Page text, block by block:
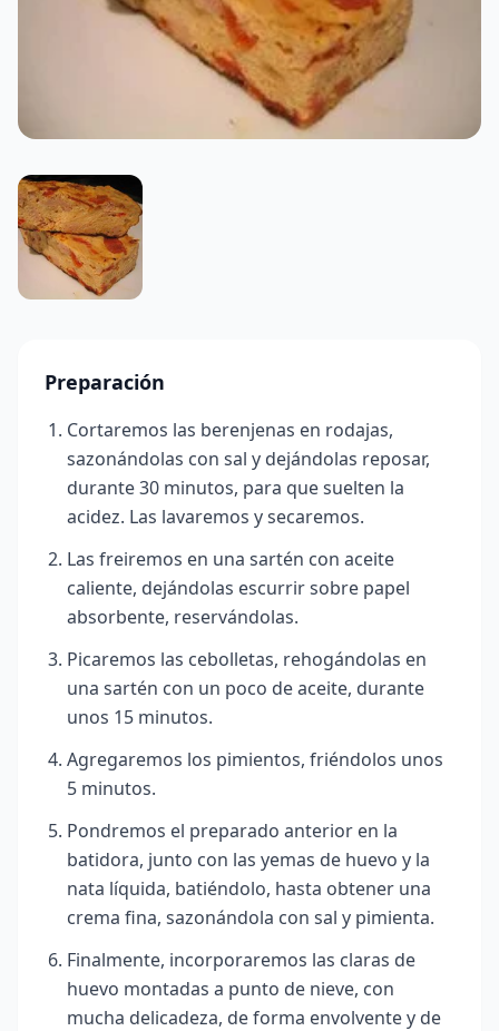
Preparación
Cortaremos las berenjenas en rodajas,
sazonándolas con sal y dejándolas reposar,
durante 30 minutos, para que suelten la
acidez. Las lavaremos y secaremos.
Las freiremos en una sartén con aceite
caliente, dejándolas escurrir sobre papel
absorbente, reservándolas.
Picaremos las cebolletas, rehogándolas en
una sartén con un poco de aceite, durante
unos 15 minutos.
Agregaremos los pimientos, friéndolos unos
5 minutos.
Pondremos el preparado anterior en la
batidora, junto con las yemas de huevo y la
nata líquida, batiéndolo, hasta obtener una
crema fina, sazonándola con sal y pimienta.
Finalmente, incorporaremos las claras de
huevo montadas a punto de nieve, con
mucha delicadeza, de forma envolvente y de